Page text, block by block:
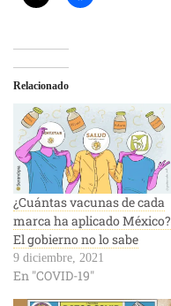
Relacionado
¿Cuántas vacunas de cada
marca ha aplicado México?
El gobierno no lo sabe
9 diciembre, 2021
En "COVID-19"